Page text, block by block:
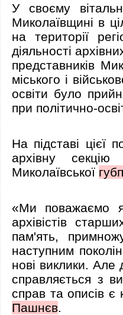
У своєму
Миколаївщині в
на території
діяльності
представників
міського і
освіти було
при політично-
На підставі цієї
архівну секцію
Миколаївської
«Ми поважаємо
архівістів
пам'ять,
наступним
нові виклики. Але
справляється з
справ та описів
Пашнєв.